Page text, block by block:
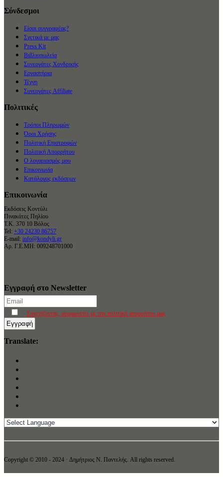
Σύνδεσμοι
Είσαι συγγραφέας?
Σχετικά με μας
Press Kit
Βιβλιοπωλεία
Συνεργάτες Χονδρικής
Εργαστήρια
Τέχνη
Συνεργάτες Affiliate
Πολιτικές
Τρόποι Πληρωμών
Όροι Χρήσης
Πολιτική Επιστροφών
Πολιτική Απορρήτου
Ο λογαριασμός μου
Επικοινωνία
Κατάλογος εκδόσεων
Επικοινωνία
Εκδόσεις Κοντύλι
Πινακάτες Πηλίου
Τ.Κ. 370 10 Βόλος
Tel: +30 24230 86757
E-mail: info@kondyli.gr
Αρ. Γ.Ε.ΜΗ: 009248701000
Εγγραφή στο Newsletter
Συνεχίζοντας, συμφωνείτε με την πολιτική απορρήτου μας
Translate:
Copyright © 2010 - 2024 · Δημήτριος N. Παντελής. All rights reserved.